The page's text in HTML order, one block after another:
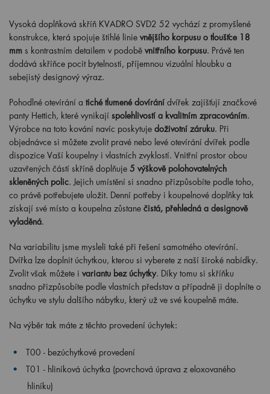
Vysoká doplňková skříň KVADRO SVD2 52 vychází z promyšlené
konstrukce, která spojuje štíhlé linie vnějšího korpusu o tloušťce 18
mm s kontrastním detailem v podobě vnitřního korpusu. Právě ten
dodává skříňce pocit bytelnosti, příjemnou vizuální hloubku a
sebejistý designový výraz.
Pohodlné otevírání a tiché tlumené dovírání dvířek zajišťují značkové
panty Hettich, které vynikají spolehlivostí a kvalitním zpracováním.
Výrobce na toto kování navíc poskytuje doživotní záruku. Při
objednávce si můžete zvolit pravé nebo levé otevírání dvířek podle
dispozice Vaší koupelny i vlastních zvyklostí. Vnitřní prostor obou
uzavřených částí skříně doplňuje 5 výškově polohovatelných
skleněných polic. Jejich umístění si snadno přizpůsobíte podle toho,
co právě potřebujete uložit. Denní potřeby i koupelnové doplňky tak
získají své místo a koupelna zůstane čistá, přehledná a designově
vyladěná.
Na variabilitu jsme mysleli také při řešení samotného otevírání.
Dvířka lze doplnit úchytkou, kterou si vyberete z naší široké nabídky.
Zvolit však můžete i variantu bez úchytky. Díky tomu si skříňku
snadno přizpůsobíte podle vlastních představ a případně ji doplníte o
úchytku ve stylu dalšího nábytku, který už ve své koupelně máte.
Na výběr tak máte z těchto provedení úchytek:
T00 - bezúchytkové provedení
T01 - hliníková úchytka (povrchová úprava z eloxovaného
hliníku)